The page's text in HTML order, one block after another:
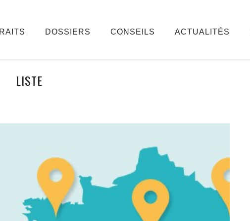
DOSSIERS CONSEILS ACTUALITÉS
LISTE